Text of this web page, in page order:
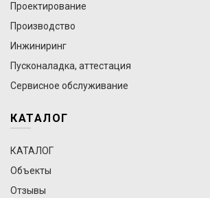
Проектирование
Производство
Инжиниринг
Пусконаладка, аттестация
Сервисное обслуживание
КАТАЛОГ
КАТАЛОГ
Объекты
Отзывы